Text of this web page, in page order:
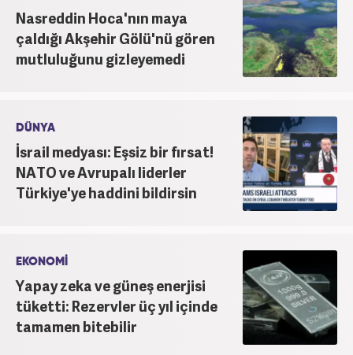
Nasreddin Hoca'nın maya
çaldığı Akşehir Gölü'nü gören
mutluluğunu gizleyemedi
DÜNYA
İsrail medyası: Eşsiz bir fırsat!
NATO ve Avrupalı liderler
Türkiye'ye haddini bildirsin
EKONOMİ
Yapay zeka ve güneş enerjisi
tüketti: Rezervler üç yıl içinde
tamamen bitebilir